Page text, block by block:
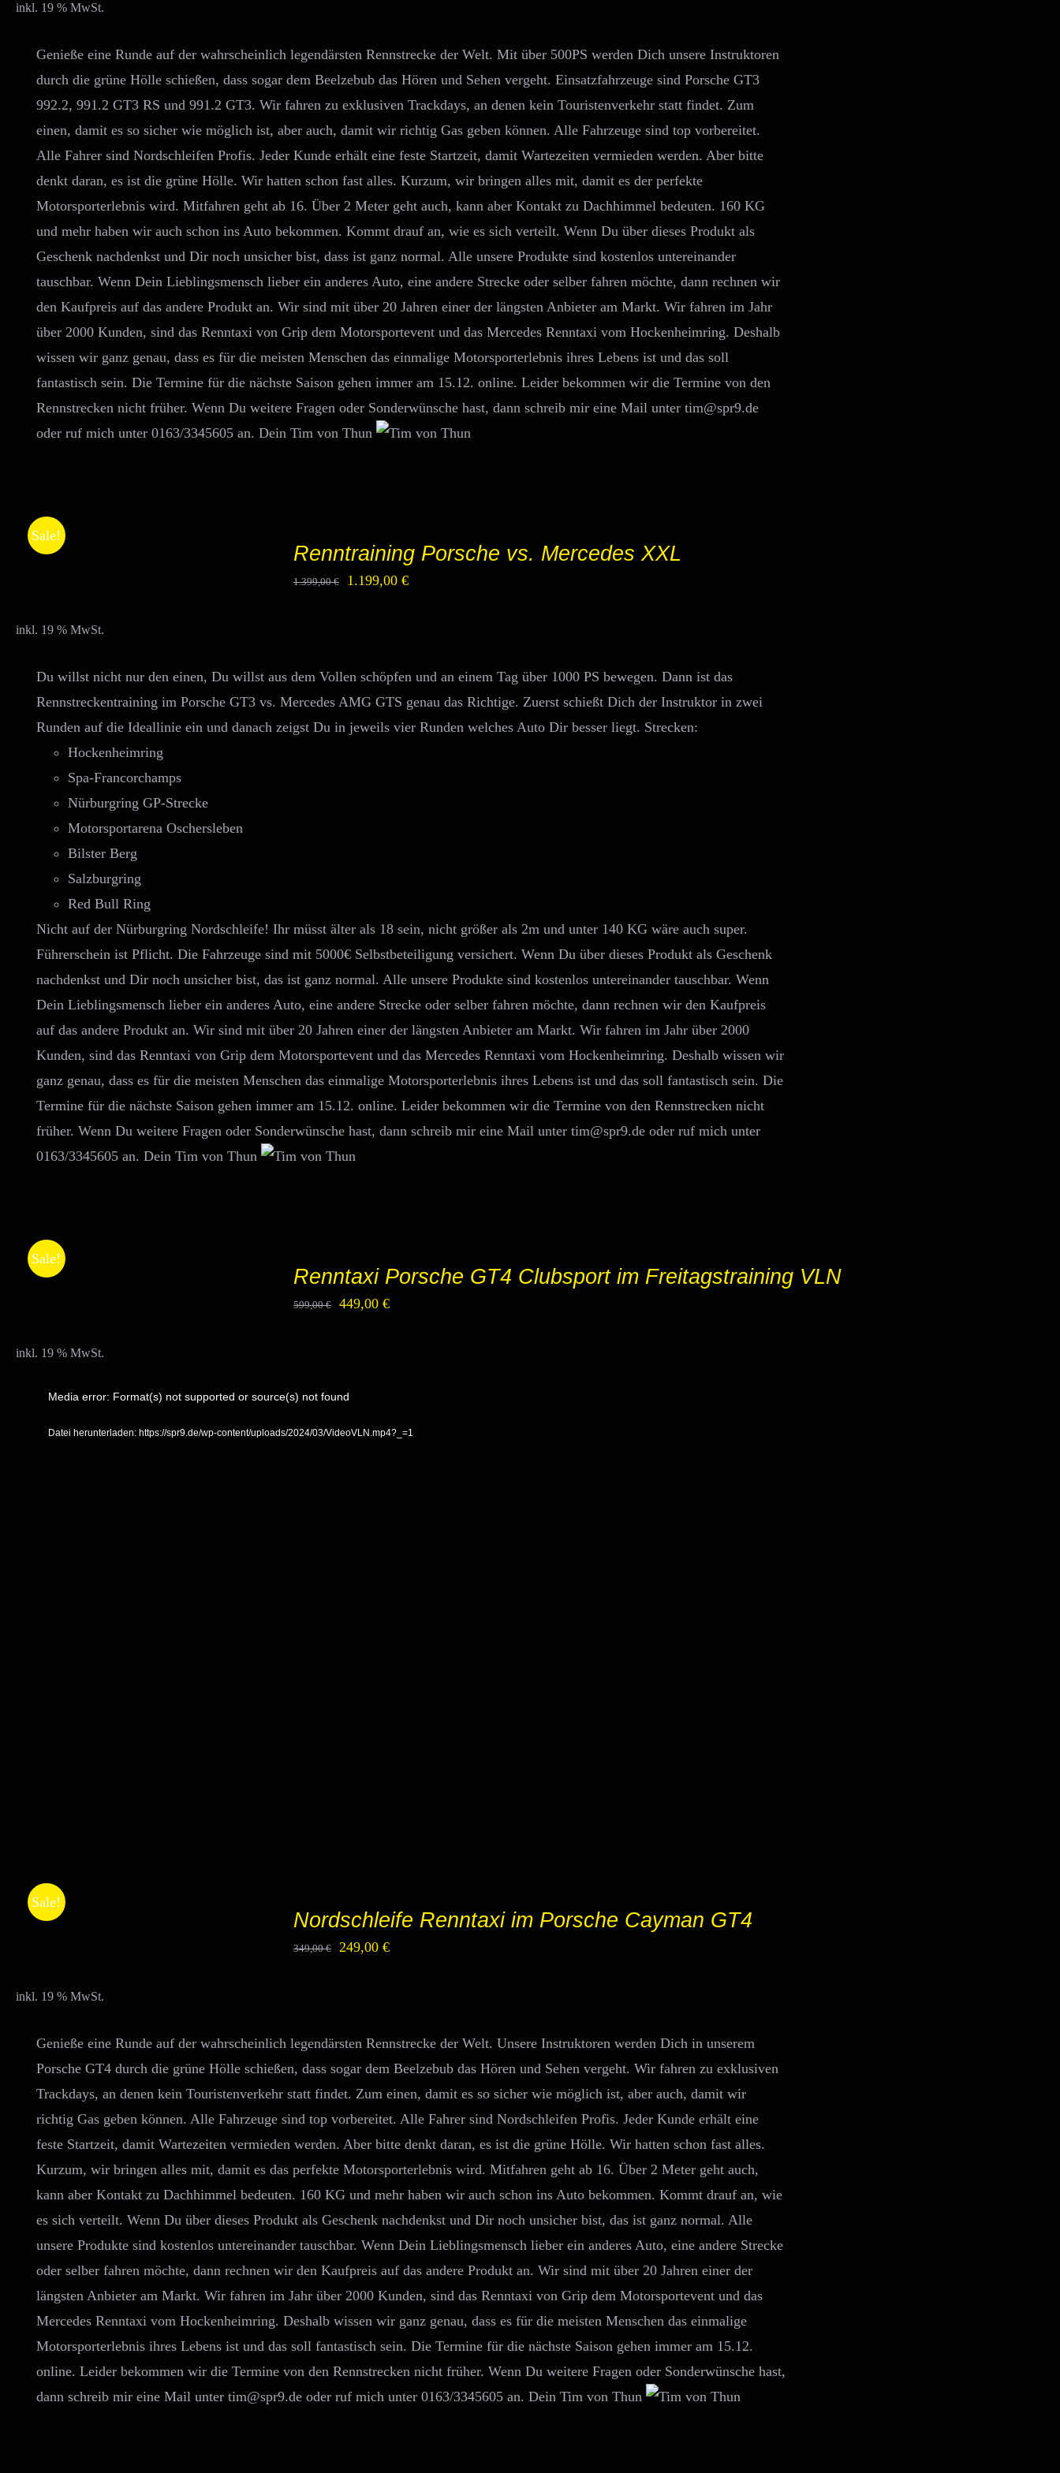
inkl. 19 % MwSt.
Genieße eine Runde auf der wahrscheinlich legendärsten Rennstrecke der Welt. Mit über 500PS werden Dich unsere Instruktoren
durch die grüne Hölle schießen, dass sogar dem Beelzebub das Hören und Sehen vergeht. Einsatzfahrzeuge sind Porsche GT3
992.2, 991.2 GT3 RS und 991.2 GT3. Wir fahren zu exklusiven Trackdays, an denen kein Touristenverkehr statt findet. Zum
einen, damit es so sicher wie möglich ist, aber auch, damit wir richtig Gas geben können. Alle Fahrzeuge sind top vorbereitet.
Alle Fahrer sind Nordschleifen Profis. Jeder Kunde erhält eine feste Startzeit, damit Wartezeiten vermieden werden. Aber bitte
denkt daran, es ist die grüne Hölle. Wir hatten schon fast alles. Kurzum, wir bringen alles mit, damit es der perfekte
Motorsporterlebnis wird. Mitfahren geht ab 16. Über 2 Meter geht auch, kann aber Kontakt zu Dachhimmel bedeuten. 160 KG
und mehr haben wir auch schon ins Auto bekommen. Kommt drauf an, wie es sich verteilt. Wenn Du über dieses Produkt als
Geschenk nachdenkst und Dir noch unsicher bist, dass ist ganz normal. Alle unsere Produkte sind kostenlos untereinander
tauschbar. Wenn Dein Lieblingsmensch lieber ein anderes Auto, eine andere Strecke oder selber fahren möchte, dann rechnen wir
den Kaufpreis auf das andere Produkt an. Wir sind mit über 20 Jahren einer der längsten Anbieter am Markt. Wir fahren im Jahr
über 2000 Kunden, sind das Renntaxi von Grip dem Motorsportevent und das Mercedes Renntaxi vom Hockenheimring. Deshalb
wissen wir ganz genau, dass es für die meisten Menschen das einmalige Motorsporterlebnis ihres Lebens ist und das soll
fantastisch sein. Die Termine für die nächste Saison gehen immer am 15.12. online. Leider bekommen wir die Termine von den
Rennstrecken nicht früher. Wenn Du weitere Fragen oder Sonderwünsche hast, dann schreib mir eine Mail unter tim@spr9.de
oder ruf mich unter 0163/3345605 an. Dein Tim von Thun
Sale!
DEN
WARENKORB
Renntraining Porsche vs. Mercedes XXL
1.399,00€
Ursprünglicher
1.199,00€Aktueller
inkl. 19 % MwSt.
Du willst nicht nur den einen, Du willst aus dem Vollen schöpfen und an einem Tag über 1000 PS bewegen. Dann ist das
Rennstreckentraining im Porsche GT3 vs. Mercedes AMG GTS genau das Richtige. Zuerst schießt Dich der Instruktor in zwei
Runden auf die Ideallinie ein und danach zeigst Du in jeweils vier Runden welches Auto Dir besser liegt. Strecken:
Hockenheimring
Spa-Francorchamps
Nürburgring GP-Strecke
Motorsportarena Oschersleben
Bilster Berg
Salzburgring
Red Bull Ring
Nicht auf der Nürburgring Nordschleife! Ihr müsst älter als 18 sein, nicht größer als 2m und unter 140 KG wäre auch super.
Führerschein ist Pflicht. Die Fahrzeuge sind mit 5000€ Selbstbeteiligung versichert. Wenn Du über dieses Produkt als Geschenk
nachdenkst und Dir noch unsicher bist, das ist ganz normal. Alle unsere Produkte sind kostenlos untereinander tauschbar. Wenn
Dein Lieblingsmensch lieber ein anderes Auto, eine andere Strecke oder selber fahren möchte, dann rechnen wir den Kaufpreis
auf das andere Produkt an. Wir sind mit über 20 Jahren einer der längsten Anbieter am Markt. Wir fahren im Jahr über 2000
Kunden, sind das Renntaxi von Grip dem Motorsportevent und das Mercedes Renntaxi vom Hockenheimring. Deshalb wissen wir
ganz genau, dass es für die meisten Menschen das einmalige Motorsporterlebnis ihres Lebens ist und das soll fantastisch sein. Die
Termine für die nächste Saison gehen immer am 15.12. online. Leider bekommen wir die Termine von den Rennstrecken nicht
früher. Wenn Du weitere Fragen oder Sonderwünsche hast, dann schreib mir eine Mail unter tim@spr9.de oder ruf mich unter
0163/3345605 an. Dein Tim von Thun
Sale!
DEN
WARENKORB
Renntaxi Porsche GT4 Clubsport im Freitagstraining VLN
599,00€
Ursprünglicher
449,00€Aktueller
inkl. 19 % MwSt.
Video-
Media error: Format(s) not supported or source(s) not found
Datei herunterladen: https://spr9.de/wp-content/uploads/2024/03/VideoVLN.mp4?_=1
Sale!
DEN
WARENKORB
Nordschleife Renntaxi im Porsche Cayman GT4
349,00€
Ursprünglicher
249,00€Aktueller
inkl. 19 % MwSt.
Genieße eine Runde auf der wahrscheinlich legendärsten Rennstrecke der Welt. Unsere Instruktoren werden Dich in unserem
Porsche GT4 durch die grüne Hölle schießen, dass sogar dem Beelzebub das Hören und Sehen vergeht. Wir fahren zu exklusiven
Trackdays, an denen kein Touristenverkehr statt findet. Zum einen, damit es so sicher wie möglich ist, aber auch, damit wir
richtig Gas geben können. Alle Fahrzeuge sind top vorbereitet. Alle Fahrer sind Nordschleifen Profis. Jeder Kunde erhält eine
feste Startzeit, damit Wartezeiten vermieden werden. Aber bitte denkt daran, es ist die grüne Hölle. Wir hatten schon fast alles.
Kurzum, wir bringen alles mit, damit es das perfekte Motorsporterlebnis wird. Mitfahren geht ab 16. Über 2 Meter geht auch,
kann aber Kontakt zu Dachhimmel bedeuten. 160 KG und mehr haben wir auch schon ins Auto bekommen. Kommt drauf an, wie
es sich verteilt. Wenn Du über dieses Produkt als Geschenk nachdenkst und Dir noch unsicher bist, das ist ganz normal. Alle
unsere Produkte sind kostenlos untereinander tauschbar. Wenn Dein Lieblingsmensch lieber ein anderes Auto, eine andere Strecke
oder selber fahren möchte, dann rechnen wir den Kaufpreis auf das andere Produkt an. Wir sind mit über 20 Jahren einer der
längsten Anbieter am Markt. Wir fahren im Jahr über 2000 Kunden, sind das Renntaxi von Grip dem Motorsportevent und das
Mercedes Renntaxi vom Hockenheimring. Deshalb wissen wir ganz genau, dass es für die meisten Menschen das einmalige
Motorsporterlebnis ihres Lebens ist und das soll fantastisch sein. Die Termine für die nächste Saison gehen immer am 15.12.
online. Leider bekommen wir die Termine von den Rennstrecken nicht früher. Wenn Du weitere Fragen oder Sonderwünsche hast,
dann schreib mir eine Mail unter tim@spr9.de oder ruf mich unter 0163/3345605 an. Dein Tim von Thun